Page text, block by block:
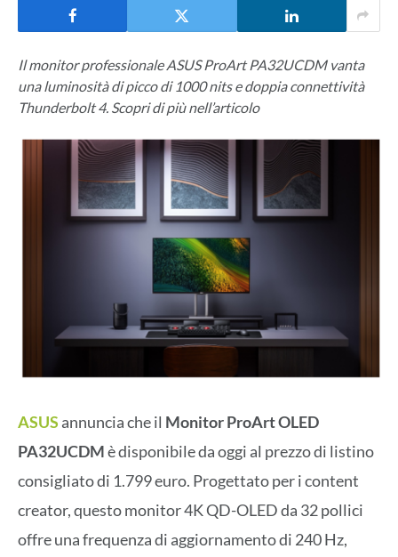
Il monitor professionale ASUS ProArt PA32UCDM vanta
una luminosità di picco di 1000 nits e doppia connettività
Thunderbolt 4. Scopri di più nell’articolo
ASUS annuncia che il Monitor ProArt OLED
PA32UCDMè disponibile da oggi al prezzo di listino
consigliato di 1.799 euro. Progettato per i content
creator, questo monitor 4K QD-OLED da 32 pollici
offre una frequenza di aggiornamento di 240 Hz,